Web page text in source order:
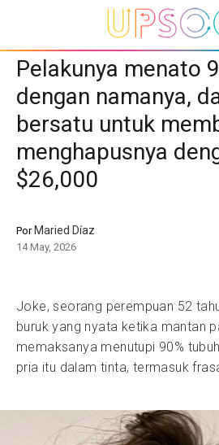
Pelakunya menato
dengan namanya,
bersatu untuk
menghapusnya
$26,000
Por Maried Díaz
14 May, 2026
Joke, seorang perempuan 52
buruk yang nyata ketika mantan
memaksanya menutupi 90%
pria itu dalam tinta, termasuk